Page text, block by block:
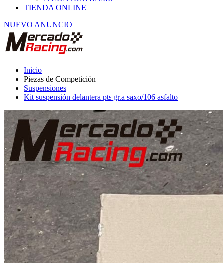
NUEVO ANUNCIO
Piezas de Competición
Suspensiones
Kit suspensión delantera pts gr.a saxo/106 asfalto